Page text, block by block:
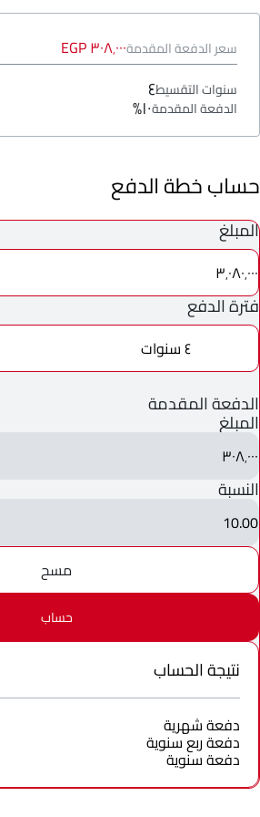
سعر الدفعة المقدمة٣٠٨٬٠٠٠ EGP
سنوات التقسيط٤
الدفعة المقدمة١٠%
حساب خطة الدفع
المبلغ
٣٬٠٨٠٬٠٠٠
فترة الدفع
٤ سنوات
الدفعة المقدمة
المبلغ
٣٠٨٬٠٠٠
النسبة
10.00
مسح
حساب
نتيجة الحساب
دفعة شهرية
دفعة ربع سنوية
دفعة سنوية